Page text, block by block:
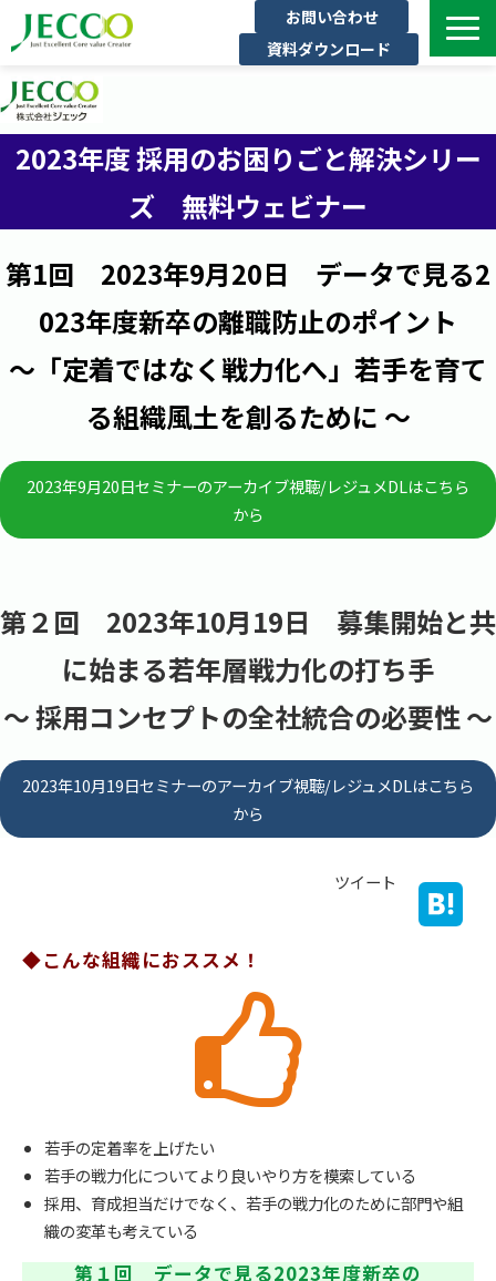
お問い合わせ
資料ダウンロード
インタビュー
セミナー・イベント一覧
コラム
よくある質問
2023年度 採用のお困りごと解決シリー
ズ　無料ウェビナー
第1回　2023年9月20日　データで見る2
023年度新卒の離職防止のポイント
～「定着ではなく戦力化へ」若手を育て
る組織風土を創るために ～
2023年9月20日セミナーのアーカイブ視聴/レジュメDLはこちら
から
第２回　2023年10月19日　募集開始と共
に始まる若年層戦力化の打ち手
～ 採用コンセプトの全社統合の必要性 ～
2023年10月19日セミナーのアーカイブ視聴/レジュメDLはこちら
から
ツイート
◆こんな組織におススメ！
若手の定着率を上げたい
若手の戦力化についてより良いやり方を模索している
採用、育成担当だけでなく、若手の戦力化のために部門や組
織の変革も考えている
第１回　データで見る2023年度新卒の